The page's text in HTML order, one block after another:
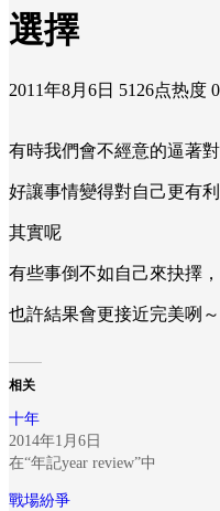
選擇
2011年8月6日 5126点热度
有時我們會不經意的逼著
好讓事情變得對自己更有
其實呢
有些事倒不如自己來抉擇
也許結果會更接近完美咧～
相关
十年
2014年1月6日
在“年記year review”中
戰場紛爭